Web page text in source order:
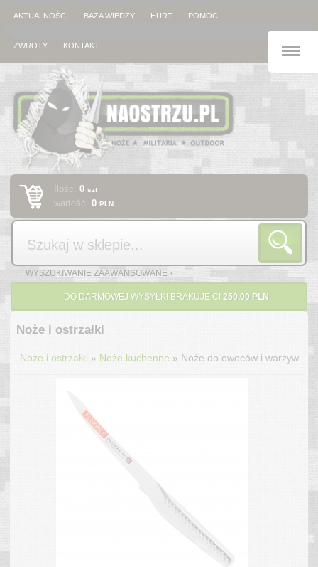
AKTUALNOŚCI BAZA WIEDZY HURT POMOC
ZWROTY KONTAKT
Ilość:0szt
wartość:0PLN
Szukaj
WYSZUKIWANIE ZAAWANSOWANE ›
DO DARMOWEJ WYSYŁKI BRAKUJE CI 250.00 PLN
Noże i ostrzałki
Noże i ostrzałki » Noże kuchenne » Noże do owoców i warzyw